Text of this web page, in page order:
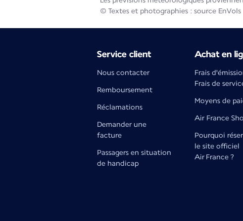
© Textes et photographies : source EnVols
Service client
Nous contacter
Remboursement
Réclamations
Demander une
facture
Passagers en situation
de handicap
Achat en
Frais
Frais de
Moyens de
Air France
Pourquoi
le site officiel
Air France ?